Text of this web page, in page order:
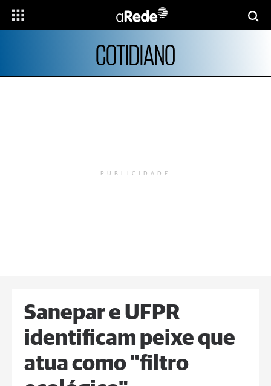
COTIDIANO
PUBLICIDADE
Sanepar e UFPR
identificam peixe que
atua como "filtro